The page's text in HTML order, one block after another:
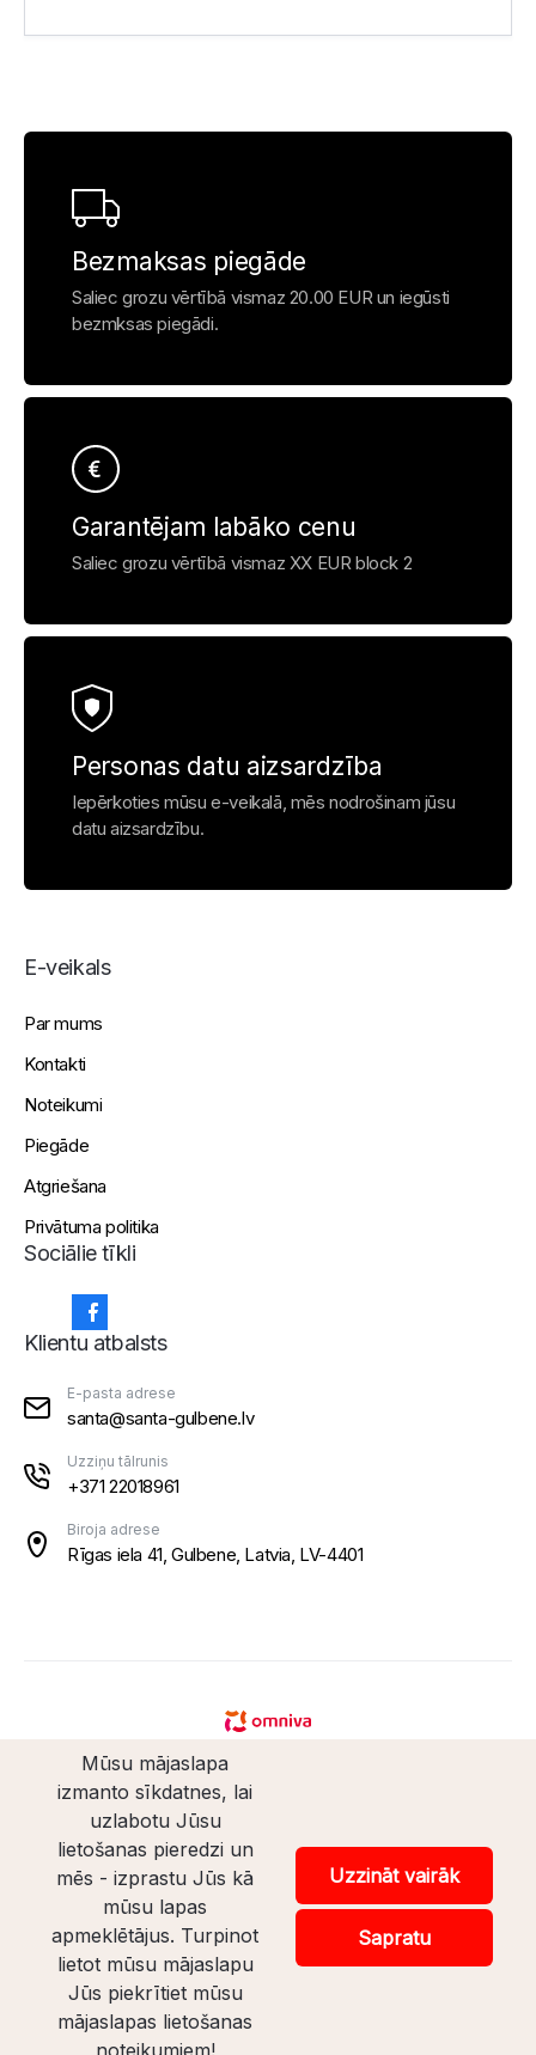
Bezmaksas piegāde
Saliec grozu vērtībā vismaz 20.00 EUR un iegūsti
bezmksas piegādi.
Garantējam labāko cenu
Saliec grozu vērtībā vismaz XX EUR block 2
Personas datu aizsardzība
Iepērkoties mūsu e-veikalā, mēs nodrošinam jūsu
datu aizsardzību.
E-veikals
Par mums
Kontakti
Noteikumi
Piegāde
Atgriešana
Privātuma politika
Sociālie tīkli
Klientu atbalsts
E-pasta adrese
santa@santa-gulbene.lv
Uzziņu tālrunis
+371 22018961
Biroja adrese
Rīgas iela 41, Gulbene, Latvia, LV-4401
© Santaveikals 2026. Visas tiesības aizsargātas.
Uz lapas augšu
Veikala izstrāde
Mūsu mājaslapa
izmanto sīkdatnes, lai
uzlabotu Jūsu
lietošanas pieredzi un
mēs - izprastu Jūs kā
mūsu lapas
apmeklētājus. Turpinot
lietot mūsu mājaslapu
Jūs piekrītiet mūsu
mājaslapas lietošanas
noteikumiem!
Uzzināt vairāk
Sapratu